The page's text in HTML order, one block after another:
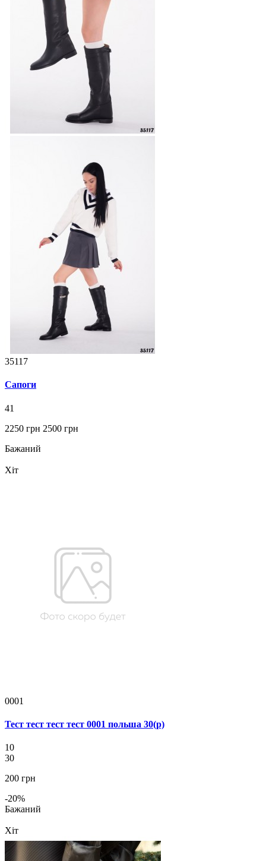
35117
Сапоги
41
2250 грн 2500 грн
Бажаний
Хіт
0001
Тест тест тест тест 0001 польша 30(р)
10
30
200 грн
-20%
Бажаний
Хіт